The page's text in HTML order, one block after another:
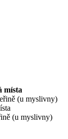
místa
(u myslivny)
(u myslivny)